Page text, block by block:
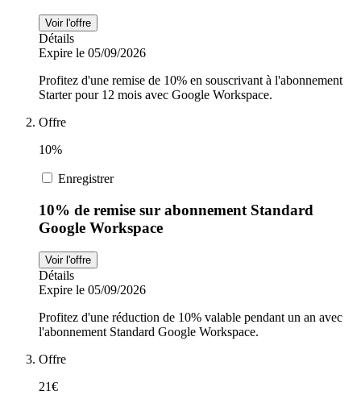
Cdiscount
TikTok Shop
Voir l'offre
Détails
Expire le 05/09/2026
Profitez d'une remise de 10% en souscrivant à l'abonnement
Starter pour 12 mois avec Google Workspace.
Offre
10%
Enregistrer
10% de remise sur abonnement Standard
Google Workspace
Voir l'offre
Détails
Expire le 05/09/2026
Profitez d'une réduction de 10% valable pendant un an avec
l'abonnement Standard Google Workspace.
Offre
21€